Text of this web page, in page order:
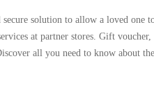
solution to allow a loved one
at partner stores. Gift voucher,
all you need to know about